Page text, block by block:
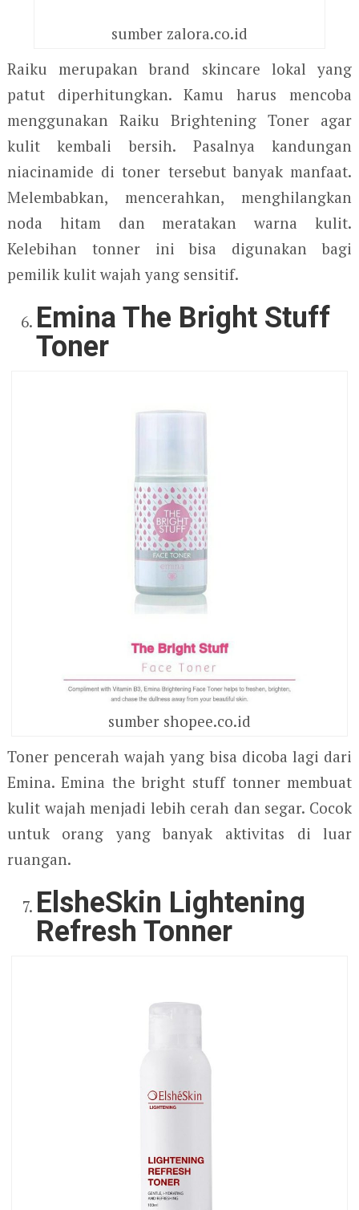
sumber zalora.co.id
Raiku merupakan brand skincare lokal yang
patut diperhitungkan. Kamu harus mencoba
menggunakan Raiku Brightening Toner agar
kulit kembali bersih. Pasalnya kandungan
niacinamide di toner tersebut banyak manfaat.
Melembabkan, mencerahkan, menghilangkan
noda hitam dan meratakan warna kulit.
Kelebihan tonner ini bisa digunakan bagi
pemilik kulit wajah yang sensitif.
Emina The Bright Stuff
Toner
sumber shopee.co.id
Toner pencerah wajah yang bisa dicoba lagi dari
Emina. Emina the bright stuff tonner membuat
kulit wajah menjadi lebih cerah dan segar. Cocok
untuk orang yang banyak aktivitas di luar
ruangan.
ElsheSkin Lightening
Refresh Tonner